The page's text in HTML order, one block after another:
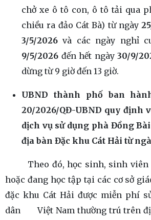
chở xe ô tô con, ô tô tải qua
chiều ra đảo Cát Bà) từ ngày
3/5/2026 và các ngày nghỉ
9/5/2026 đến hết ngày30/9/
dừng từ 9 giờ đến 13 giờ.
UBND thành phố ban
20/2026/QĐ-UBND quy định
dịch vụ sử dụng phà Đồng
địa bàn Đặc khu Cát Hải từ
Theo đó, học sinh, sinh viên
hoặc đang học tập tại các cơ sở
đặc khu Cát Hải được miễn phí
dân Việt Nam thường trú trên